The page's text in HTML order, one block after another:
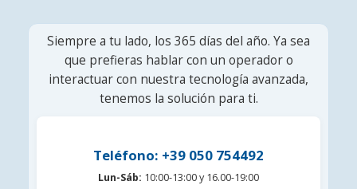
Siempre a tu lado, los 365 días del año. Ya sea
que prefieras hablar con un operador o
interactuar con nuestra tecnología avanzada,
tenemos la solución para ti.
Teléfono: +39 050 754492
Lun-Sáb: 10:00-13:00 y 16.00-19:00